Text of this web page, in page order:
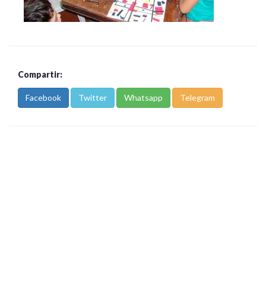
Compartir:
Facebook Twitter Whatsapp Telegram